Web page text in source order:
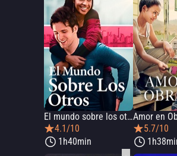
El mundo sobre los otros
4.1/10
1h40min
Amor en
5.7/10